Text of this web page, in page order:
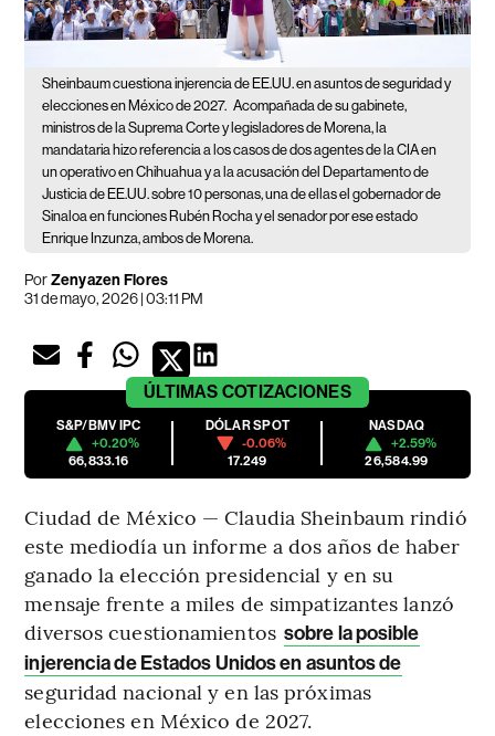
Sheinbaum cuestiona injerencia de EE.UU. en asuntos de seguridad y
elecciones en México de 2027. Acompañada de su gabinete,
ministros de la Suprema Corte y legisladores de Morena, la
mandataria hizo referencia a los casos de dos agentes de la CIA en
un operativo en Chihuahua y a la acusación del Departamento de
Justicia de EE.UU. sobre 10 personas, una de ellas el gobernador de
Sinaloa en funciones Rubén Rocha y el senador por ese estado
Enrique Inzunza, ambos de Morena.
PorZenyazen Flores
31 de mayo, 2026 | 03:11 PM
ÚLTIMAS COTIZACIONES
S&P/BMV IPC
+0.20%
66,833.16
DÓLAR SPOT
-0.06%
17.249
NASDAQ
+2.59%
26,584.99
Ciudad de México — Claudia Sheinbaum rindió
este mediodía un informe a dos años de haber
ganado la elección presidencial y en su
mensaje frente a miles de simpatizantes lanzó
diversos cuestionamientos sobre la posible
injerencia de Estados Unidos en asuntos de
seguridad nacional y en las próximas
elecciones en México de 2027.